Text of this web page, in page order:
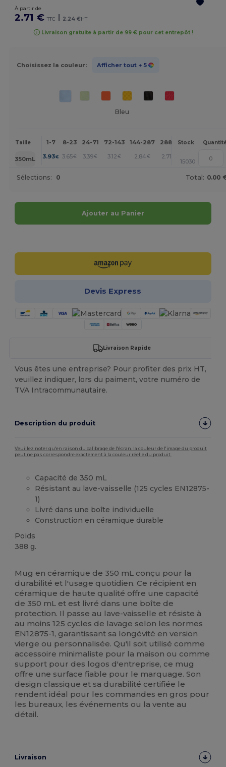
À partir de
2.71 € TTC | 2.24 €HT
Livraison gratuite à partir de 99 € pour cet entrepôt !
Choisissez la couleur: Afficher tout + 5
Bleu
Taille 1-7 8-23 24-71 72-143 144-287 288 + Plus
Stock
350mL 3.93€ 3.65€ 3.39€ 3.12€ 2.84€ 2.71 +
15030
Sélections: 0 Total: 0.00
Ajouter au Panier
Devis Express
Livraison Rapide
Vous êtes une entreprise? Pour profiter des prix HT,
veuillez indiquer, lors du paiment, votre numéro de
TVA Intracommunautaire.
Description du produit
Veuillez noter qu'en raison du calibrage de l'écran, la couleur de l'image du produit
peut ne pas correspondre exactement à la couleur réelle du produit.
Capacité de 350 mL
Résistant au lave-vaisselle (125 cycles EN12875-
1)
Livré dans une boîte individuelle
Construction en céramique durable
Poids
388 g.
Mug en céramique de 350 mL conçu pour la
durabilité et l'usage quotidien. Ce récipient en
céramique de haute qualité offre une capacité
de 350 mL et est livré dans une boîte de
protection. Il passe au lave-vaisselle et résiste à
au moins 125 cycles de lavage selon les normes
EN12875-1, garantissant sa longévité en version
vierge ou personnalisée. Qu'il soit utilisé comme
accessoire minimaliste pour la maison ou comme
support pour des logos d'entreprise, ce mug
offre une surface fiable pour le marquage. Son
design classique et sa durabilité certifiée le
rendent idéal pour les commandes en gros pour
les bureaux, les événements ou la vente au
détail.
Livraison